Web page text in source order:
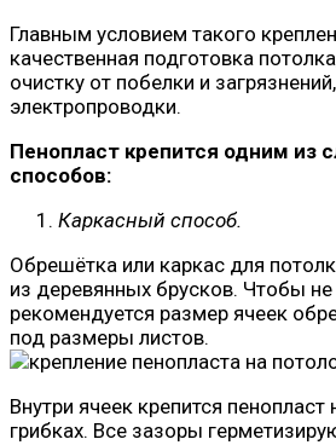
Главным условием такого
качественная подготовка
очистку от побелки и
электропроводки.
Пенопласт крепится одним из
способов:
Каркасный способ.
Обрешётка или каркас для
из деревянных брусков. Чтобы
рекомендуется размер ячеек
под размеры листов.
Внутри ячеек крепится
грибках. Все зазоры